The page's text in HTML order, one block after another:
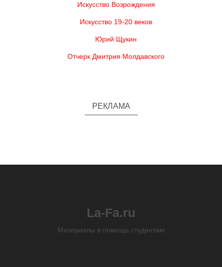
Искусство Возрождения
Искусство 19-20 веков
Юрий Щукин
Отчерк Дмитрия Молдавского
РЕКЛАМА
La-Fa.ru
Материалы в помощь студентам